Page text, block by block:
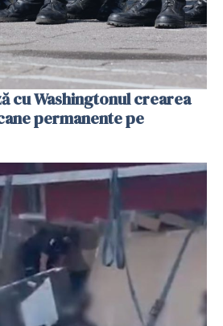
cu Washingtonul crearea
permanente pe